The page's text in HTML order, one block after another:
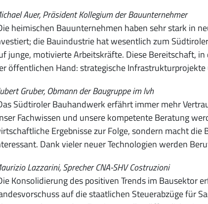
Auer, Präsident Kollegium der Bauunternehmer
heimischen Bauunternehmen haben sehr stark in
die Bauindustrie hat wesentlich zum
junge, motivierte Arbeitskräfte. Diese Bereitschaft,
öffentlichen Hand: strategische
Gruber, Obmann der Baugruppe im lvh
Südtiroler Bauhandwerk erfährt immer mehr
Fachwissen und unsere kompetente Beratung
Ergebnisse zur Folge, sondern macht
Dank vieler neuer Technologien werden
Lazzarini, Sprecher CNA-SHV Costruzioni
Konsolidierung des positiven Trends im Bausektor
auf die staatlichen Steuerabzüge für